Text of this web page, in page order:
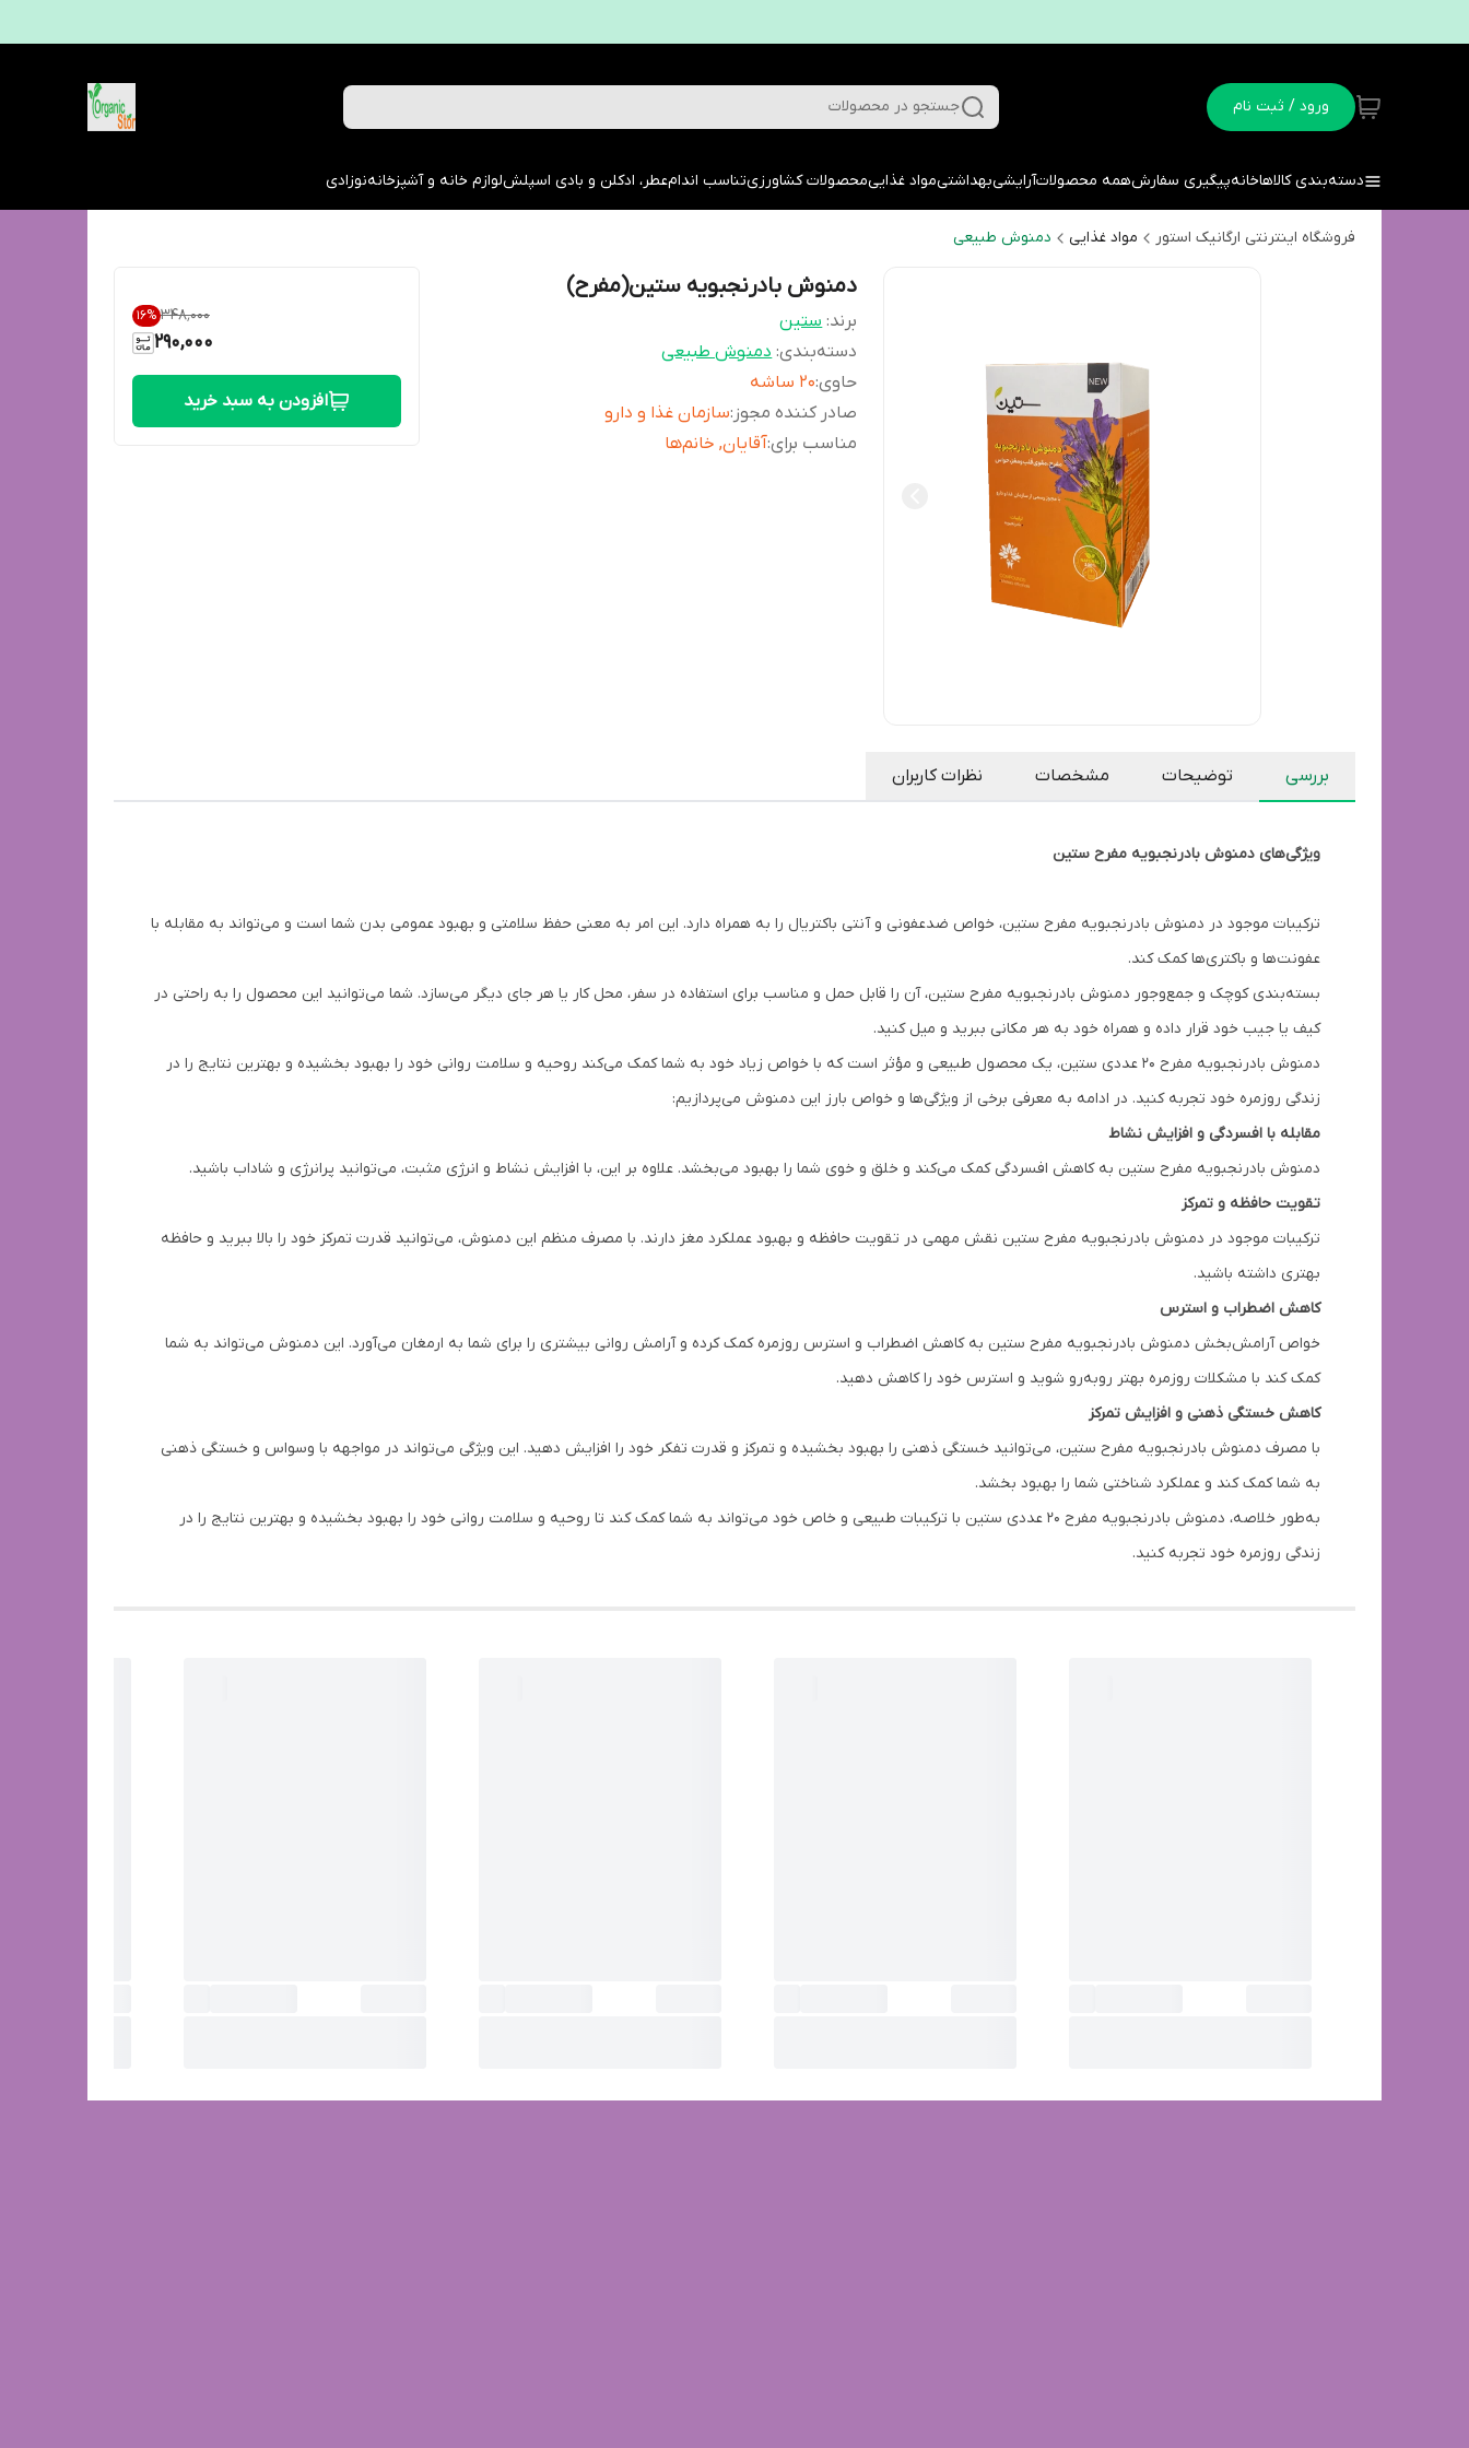
ورود / ثبت نام جستجو در محصولات
دسته‌بندی کالاهاخانهپیگیری سفارشهمه محصولاتآرایشیبهداشتیمواد غذاییمحصولات کشاورزیتناسب اندامعطر، ادکلن و بادی اسپلشلوازم خانه و آشپزخانهنوزادی
فروشگاه اینترنتی ارگانیک استور مواد غذایی دمنوش طبیعی
دمنوش بادرنجبویه ستین(مفرح)
برند: ستین
دسته‌بندی:دمنوش طبیعی
حاوی:۲۰ ساشه
صادر کننده مجوز :سازمان غذا و دارو
مناسب برای:آقایان, خانم‌ها
۳۴۸٬۰۰۰ 16%
290,000
افزودن به سبد خرید
بررسی توضیحات مشخصات نظرات کاربران
ویژگی‌های دمنوش بادرنجبویه مفرح ستین
ترکیبات موجود در دمنوش بادرنجبویه مفرح ستین، خواص ضدعفونی و آنتی باکتریال را به همراه دارد. این امر به معنی حفظ سلامتی و بهبود عمومی بدن شما است و می‌تواند به مقابله با
عفونت‌ها و باکتری‌ها کمک کند.
بسته‌بندی کوچک و جمع‌وجور دمنوش بادرنجبویه مفرح ستین، آن را قابل حمل و مناسب برای استفاده در سفر، محل کار یا هر جای دیگر می‌سازد. شما می‌توانید این محصول را به راحتی در
کیف یا جیب خود قرار داده و همراه خود به هر مکانی ببرید و میل کنید.
دمنوش بادرنجبویه مفرح ۲۰ عددی ستین، یک محصول طبیعی و مؤثر است که با خواص زیاد خود به شما کمک می‌کند روحیه و سلامت روانی خود را بهبود بخشیده و بهترین نتایج را در
زندگی روزمره خود تجربه کنید. در ادامه به معرفی برخی از ویژگی‌ها و خواص بارز این دمنوش می‌پردازیم:
مقابله با افسردگی و افزایش نشاط
دمنوش بادرنجبویه مفرح ستین به کاهش افسردگی کمک می‌کند و خلق و خوی شما را بهبود می‌بخشد. علاوه بر این، با افزایش نشاط و انرژی مثبت، می‌توانید پرانرژی و شاداب باشید.
تقویت حافظه و تمرکز
ترکیبات موجود در دمنوش بادرنجبویه مفرح ستین نقش مهمی در تقویت حافظه و بهبود عملکرد مغز دارند. با مصرف منظم این دمنوش، می‌توانید قدرت تمرکز خود را بالا ببرید و حافظه‌
بهتری داشته باشید.
کاهش اضطراب و استرس
خواص آرامش‌بخش دمنوش بادرنجبویه مفرح ستین به کاهش اضطراب و استرس روزمره کمک کرده و آرامش روانی بیشتری را برای شما به ارمغان می‌آورد. این دمنوش می‌تواند به شما
کمک کند با مشکلات روزمره بهتر روبه‌رو شوید و استرس خود را کاهش دهید.
کاهش خستگی ذهنی و افزایش تمرکز
با مصرف دمنوش بادرنجبویه مفرح ستین، می‌توانید خستگی ذهنی را بهبود بخشیده و تمرکز و قدرت تفکر خود را افزایش دهید. این ویژگی می‌تواند در مواجهه با وسواس و خستگی ذهنی
به شما کمک کند و عملکرد شناختی شما را بهبود بخشد.
به‌طور خلاصه، دمنوش بادرنجبویه مفرح ۲۰ عددی ستین با ترکیبات طبیعی و خاص خود می‌تواند به شما کمک کند تا روحیه و سلامت روانی خود را بهبود بخشیده و بهترین نتایج را در
زندگی روزمره خود تجربه کنید.